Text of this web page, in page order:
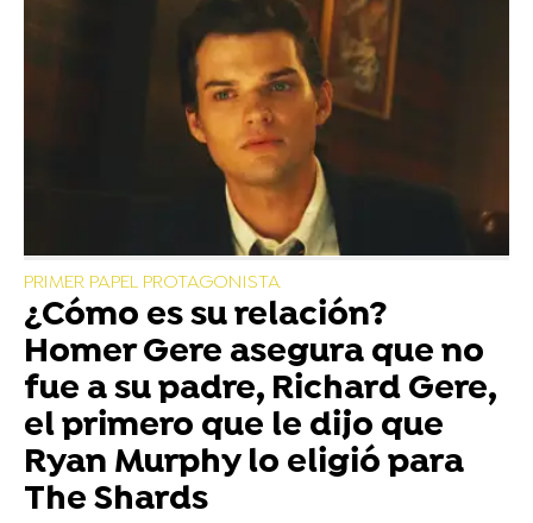
PRIMER PAPEL PROTAGONISTA
¿Cómo es su relación?
Homer Gere asegura que no
fue a su padre, Richard Gere,
el primero que le dijo que
Ryan Murphy lo eligió para
The Shards